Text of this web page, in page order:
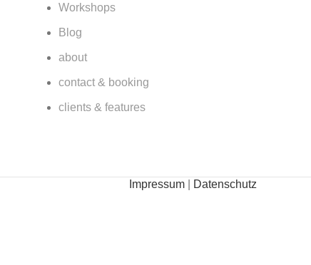
Workshops
Blog
about
contact & booking
clients & features
Impressum Datenschutz